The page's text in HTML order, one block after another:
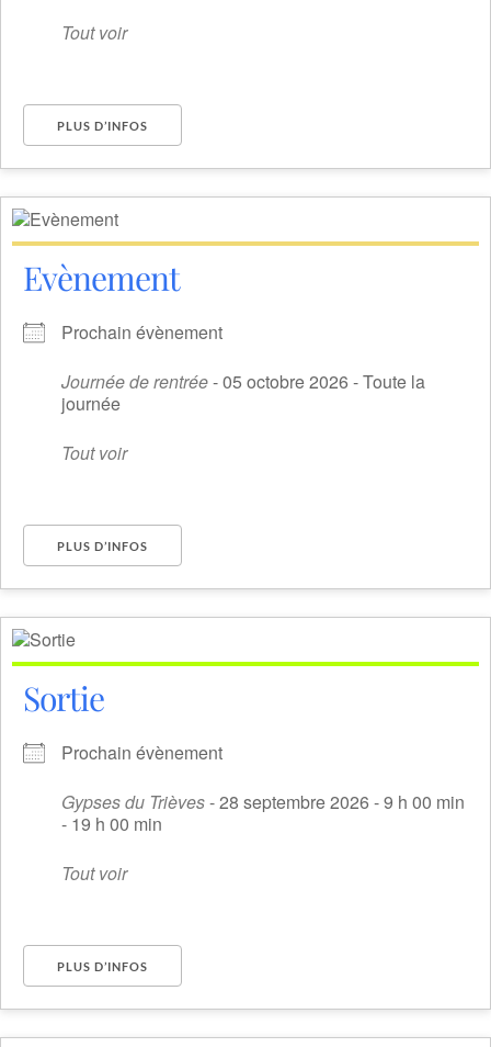
Tout voir
PLUS D’INFOS
Evènement
Prochain évènement
Journée de rentrée- 05 octobre 2026 - Toute la
journée
Tout voir
PLUS D’INFOS
Sortie
Prochain évènement
Gypses du Trièves- 28 septembre 2026 - 9 h 00 min
- 19 h 00 min
Tout voir
PLUS D’INFOS